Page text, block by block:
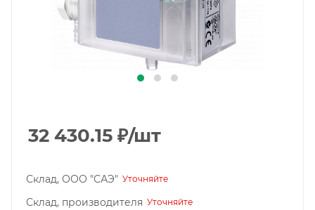
32 430.15 ₽/шт
Склад, ООО "САЭ" Уточняйте
Склад, производителя Уточняйте